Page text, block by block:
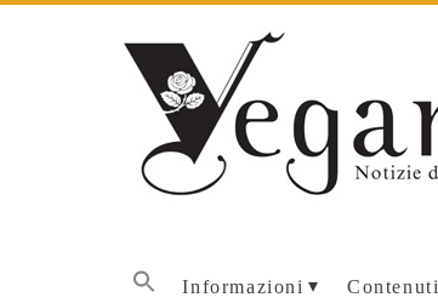
Informazioni Contenuti